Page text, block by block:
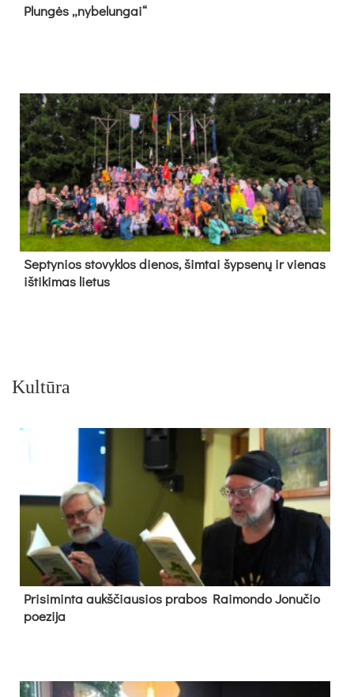
Plun­gės „ny­be­lun­gai“
Sep­ty­nios sto­vyk­los die­nos, šim­tai šyp­se­nų ir vie­nas
iš­ti­ki­mas lie­tus
Kultūra
Pri­si­min­ta aukš­čiau­sios pra­bos Rai­mon­do Jo­nu­čio
poe­zi­ja